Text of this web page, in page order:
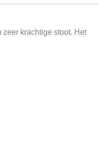
krachtige stoot. Het